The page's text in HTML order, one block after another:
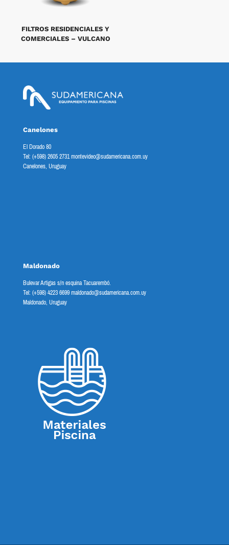
FILTROS RESIDENCIALES Y
COMERCIALES – VULCANO
Canelones
El Dorado 80
Tel: (+598) 2605 2731 montevideo@sudamericana.com.uy
Canelones, Uruguay
Maldonado
Bulevar Artigas s/n esquina Tacuarembó.
Tel: (+598) 4223 6699 maldonado@sudamericana.com.uy
Maldonado, Uruguay